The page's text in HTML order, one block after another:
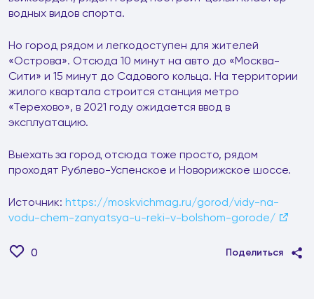
водных видов спорта.
Но город рядом и легкодоступен для жителей
«Острова». Отсюда 10 минут на авто до «Москва-
Сити» и 15 минут до Садового кольца. На территории
жилого квартала строится станция метро
«Терехово», в 2021 году ожидается ввод в
эксплуатацию.
Выехать за город отсюда тоже просто, рядом
проходят Рублево-Успенское и Новорижское шоссе.
Источник: https://moskvichmag.ru/gorod/vidy-na-
vodu-chem-zanyatsya-u-reki-v-bolshom-gorode/
0 Поделиться